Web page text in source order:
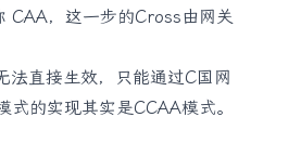
CAA，这一步的Cross由网关
法直接生效，只能通过C国网
的实现其实是CCAA模式。